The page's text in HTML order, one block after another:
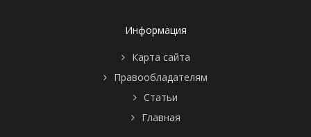
Информация
Карта сайта
Правообладателям
Статьи
Главная